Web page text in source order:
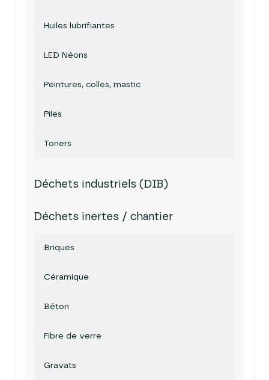
Huiles lubrifiantes
LED Néons
Peintures, colles, mastic
Piles
Toners
Déchets industriels (DIB)
Déchets inertes / chantier
Briques
Céramique
Béton
Fibre de verre
Gravats